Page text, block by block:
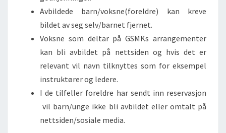
Avbildede barn/voksne(foreldre) kan kreve
bildet av seg selv/barnet fjernet.
Voksne som deltar på GSMKs arrangementer
kan bli avbildet på nettsiden og hvis det er
relevant vil navn tilknyttes som for eksempel
instruktører og ledere.
I de tilfeller foreldre har sendt inn reservasjon
vil barn/unge ikke bli avbildet eller omtalt på
nettsiden/sosiale media.